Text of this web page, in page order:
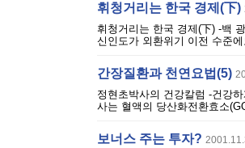
휘청거리는 한국 경제(下)
휘청거리는 한국 경제(下) -백
신인도가 외환위기 이전 수준
간장질환과 천연요법(5)
정현초박사의 건강칼럼 -건강
사는 혈액의 당산화전환효소
보너스 주는 투자?